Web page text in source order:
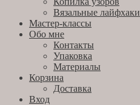
Вязальные лайфхаки
Мастер-классы
Обо мне
Контакты
Упаковка
Материалы
Корзина
Доставка
Вход